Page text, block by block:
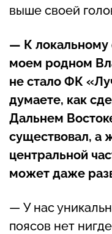
выше своей
— К локальному
моем родном
не стало ФК
думаете, как
Дальнем
существовал, а
центральной
может даже
— У нас
поясов нет